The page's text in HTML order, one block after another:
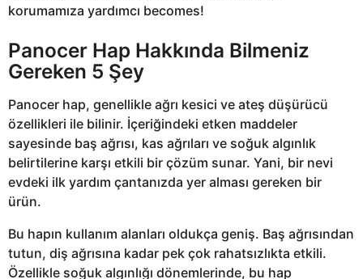
korumamıza yardımcı becomes!
Panocer Hap Hakkında Bilmeniz
Gereken 5 Şey
Panocer hap, genellikle ağrı kesici ve ateş düşürücü
özellikleri ile bilinir. İçeriğindeki etken maddeler
sayesinde baş ağrısı, kas ağrıları ve soğuk algınlık
belirtilerine karşı etkili bir çözüm sunar. Yani, bir nevi
evdeki ilk yardım çantanızda yer alması gereken bir
ürün.
Bu hapın kullanım alanları oldukça geniş. Baş ağrısından
tutun, diş ağrısına kadar pek çok rahatsızlıkta etkili.
Özellikle soğuk algınlığı dönemlerinde, bu hap